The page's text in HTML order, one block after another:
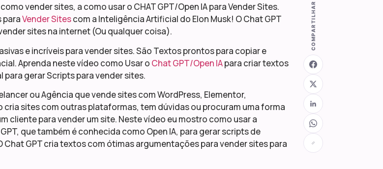
vender sites, a como usar o CHAT GPT/Open IA para Vender Sites.
paraVender Sitescom a Inteligência Artificial do Elon Musk! O Chat GPT
sites na internet (Ou qualquer coisa).
e incríveis para vender sites. São Textos prontos para copiar e
Aprenda neste vídeo como Usar o Chat GPT/Open IApara criar textos
gerar Scripts para vender sites.
ou Agência que vende sites com WordPress, Elementor,
cria sites com outras plataformas, tem dúvidas ou procuram uma forma
cliente para vender um site. Neste vídeo eu mostro como usar a
que também é conhecida como Open IA, para gerar scripts de
Chat GPT cria textos com ótimas argumentações para vender sites para
COMPARTILHAR